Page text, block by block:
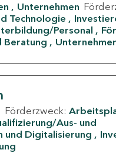
Unternehmen
Technologie
Personal
Beratung
Förderzweck:
Aus- und
und Digitalisierung